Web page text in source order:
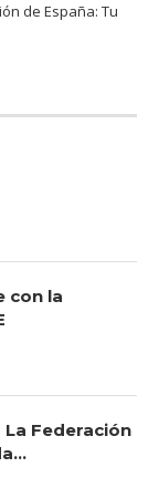
de España: Tu
con la
Federación